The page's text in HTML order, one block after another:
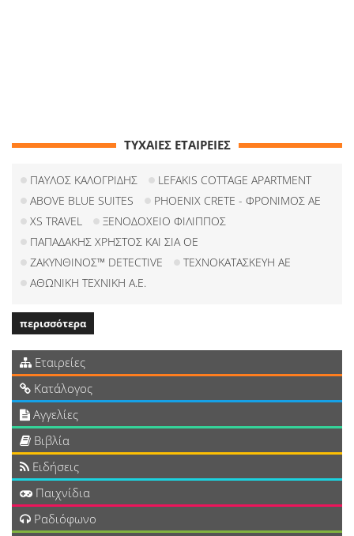
ΤΥΧΑΙΕΣ ΕΤΑΙΡΕΙΕΣ
ΠΑΥΛΟΣ ΚΑΛΟΓΡΙΔΗΣ
LEFAKIS COTTAGE APARTMENT
ABOVE BLUE SUITES
PHOENIX CRETE - ΦΡΟΝΙΜΟΣ ΑΕ
XS TRAVEL
ΞΕΝΟΔΟΧΕΙΟ ΦΙΛΙΠΠΟΣ
ΠΑΠΑΔΑΚΗΣ ΧΡΗΣΤΟΣ ΚΑΙ ΣΙΑ ΟΕ
ΖΑΚΥΝΘΙΝΟΣ™ DETECTIVE
ΤΕΧΝΟΚΑΤΑΣΚΕΥΗ ΑΕ
ΑΘΩΝΙΚΗ ΤΕΧΝΙΚΗ Α.Ε.
περισσότερα
Εταιρείες
Κατάλογος
Αγγελίες
Βιβλία
Ειδήσεις
Παιχνίδια
Ραδιόφωνο